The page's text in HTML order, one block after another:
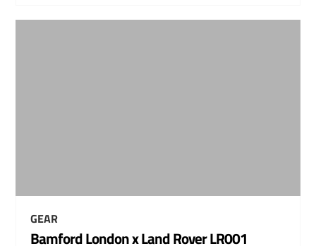
GEAR
Bamford London x Land Rover LR001